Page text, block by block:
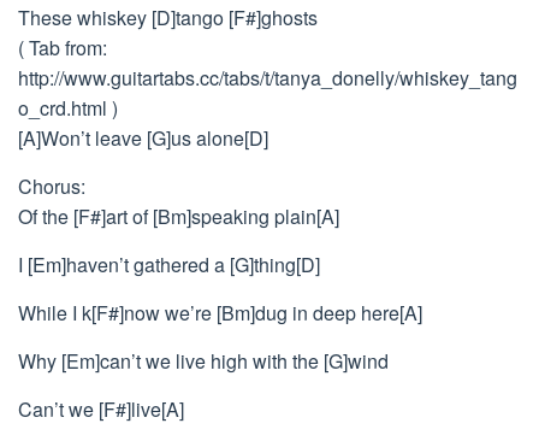
These whiskey [D]tango [F#]ghosts
( Tab from:
http://www.guitartabs.cc/tabs/t/tanya_donelly/whiskey_tang
o_crd.html )
[A]Won’t leave [G]us alone[D]
Chorus:
Of the [F#]art of [Bm]speaking plain[A]
I [Em]haven’t gathered a [G]thing[D]
While I k[F#]now we’re [Bm]dug in deep here[A]
Why [Em]can’t we live high with the [G]wind
Can’t we [F#]live[A]